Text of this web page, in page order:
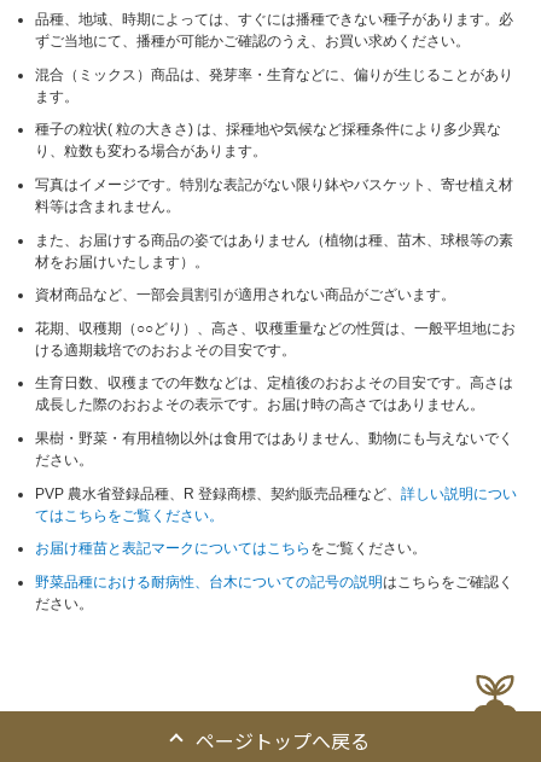
品種、地域、時期によっては、すぐには播種できない種子があります。必
ずご当地にて、播種が可能かご確認のうえ、お買い求めください。
混合（ミックス）商品は、発芽率・生育などに、偏りが生じることがあり
ます。
種子の粒状( 粒の大きさ) は、採種地や気候など採種条件により多少異な
り、粒数も変わる場合があります。
写真はイメージです。特別な表記がない限り鉢やバスケット、寄せ植え材
料等は含まれません。
また、お届けする商品の姿ではありません（植物は種、苗木、球根等の素
材をお届けいたします）。
資材商品など、一部会員割引が適用されない商品がございます。
花期、収穫期（○○どり）、高さ、収穫重量などの性質は、一般平坦地にお
ける適期栽培でのおおよその目安です。
生育日数、収穫までの年数などは、定植後のおおよその目安です。高さは
成長した際のおおよその表示です。お届け時の高さではありません。
果樹・野菜・有用植物以外は食用ではありません、動物にも与えないでく
ださい。
PVP 農水省登録品種、R 登録商標、契約販売品種など、詳しい説明につい
てはこちらをご覧ください。
お届け種苗と表記マークについてはこちら をご覧ください。
野菜品種における耐病性、台木についての記号の説明はこちらをご確認く
ださい。
ページトップへ戻る